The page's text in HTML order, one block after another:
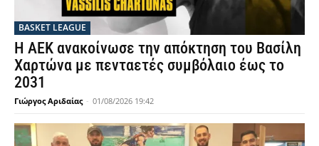
BASKET LEAGUE
Η ΑΕΚ ανακοίνωσε την απόκτηση του Βασίλη
Χαρτώνα με πενταετές συμβόλαιο έως το
2031
Γιώργος Αριδαίας - 01/08/2026 19:42